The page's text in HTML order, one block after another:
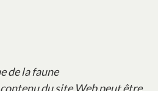
de la faune
du site Web peut être